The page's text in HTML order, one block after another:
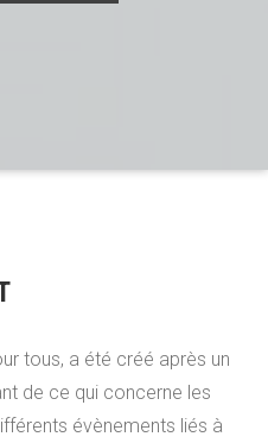
tous, a été créé après un
de ce qui concerne les
évènements liés à